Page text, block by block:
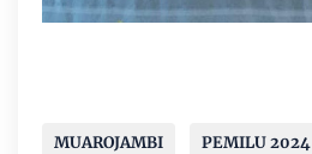
MUAROJAMBI PEMILU 2024